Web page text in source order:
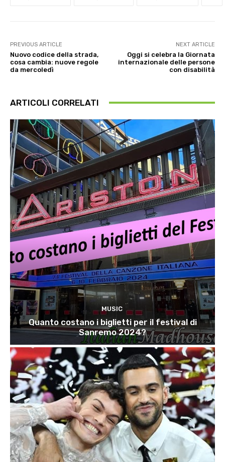
PREVIOUS ARTICLE
Nuovo codice della strada,
cosa cambia: nuove regole
da mercoledì
NEXT ARTICLE
Oggi si celebra la Giornata
internazionale delle persone
con disabilità
ARTICOLI CORRELATI
MUSIC
Quanto costano i biglietti per il festival di
Sanremo 2024?